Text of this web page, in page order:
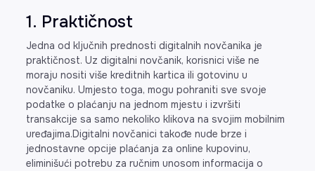
1. Praktičnost
Jedna od ključnih prednosti digitalnih novčanika je
praktičnost. Uz digitalni novčanik, korisnici više ne
moraju nositi više kreditnih kartica ili gotovinu u
novčaniku. Umjesto toga, mogu pohraniti sve svoje
podatke o plaćanju na jednom mjestu i izvršiti
transakcije sa samo nekoliko klikova na svojim mobilnim
uređajima.Digitalni novčanici takođe nude brze i
jednostavne opcije plaćanja za online kupovinu,
eliminišući potrebu za ručnim unosom informacija o